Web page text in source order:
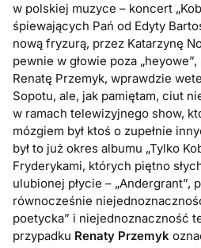
w polskiej muzyce – koncert
śpiewających Pań od Edyty
nową fryzurą, przez Katarzynę
pewnie w głowie poza
Renatę Przemyk, wprawdzie
Sopotu, ale, jak pamiętam, ciut
w ramach telewizyjnego show,
mózgiem był ktoś o zupełnie
był to już okres albumu „Tylko
Fryderykami, których piętno
ulubionej płycie – „Andergrant”,
równocześnie
poetycka” i niejednoznaczność
przypadku Renaty Przemyk